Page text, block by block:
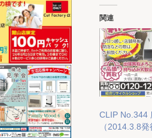
関連
CLIP No.344
（2014.3.8発